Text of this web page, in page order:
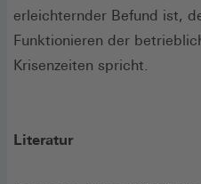
erleichternder Befund ist,
Funktionieren der
Krisenzeiten spricht.
Literatur